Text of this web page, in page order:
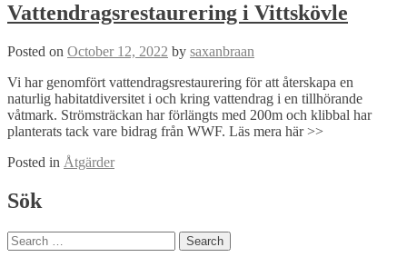
Vattendragsrestaurering i Vittskövle
Posted on October 12, 2022 by saxanbraan
Vi har genomfört vattendragsrestaurering för att återskapa en
naturlig habitatdiversitet i och kring vattendrag i en tillhörande
våtmark. Strömsträckan har förlängts med 200m och klibbal har
planterats tack vare bidrag från WWF. Läs mera här >>
Posted in Åtgärder
navigation
Sök
Search
for: